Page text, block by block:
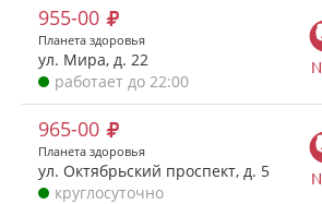
955-00
Планета здоровья
ул. Мира, д. 22
работает до 22:00
965-00
Планета здоровья
ул. Октябрьский проспект, д. 5
круглосуточно